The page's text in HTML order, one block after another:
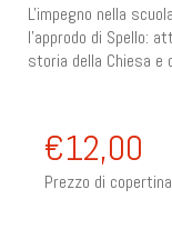
L'impegno nella
l'approdo di Spello:
storia della Chiesa e
€12,00
Prezzo di